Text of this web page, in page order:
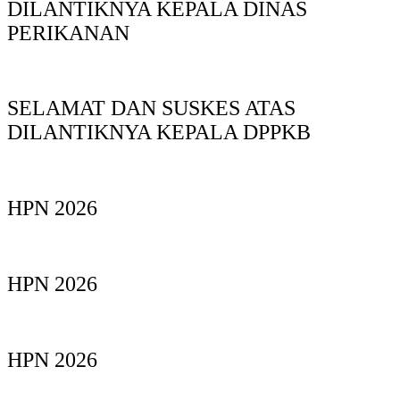
DILANTIKNYA KEPALA DINAS
PERIKANAN
SELAMAT DAN SUSKES ATAS
DILANTIKNYA KEPALA DPPKB
HPN 2026
HPN 2026
HPN 2026